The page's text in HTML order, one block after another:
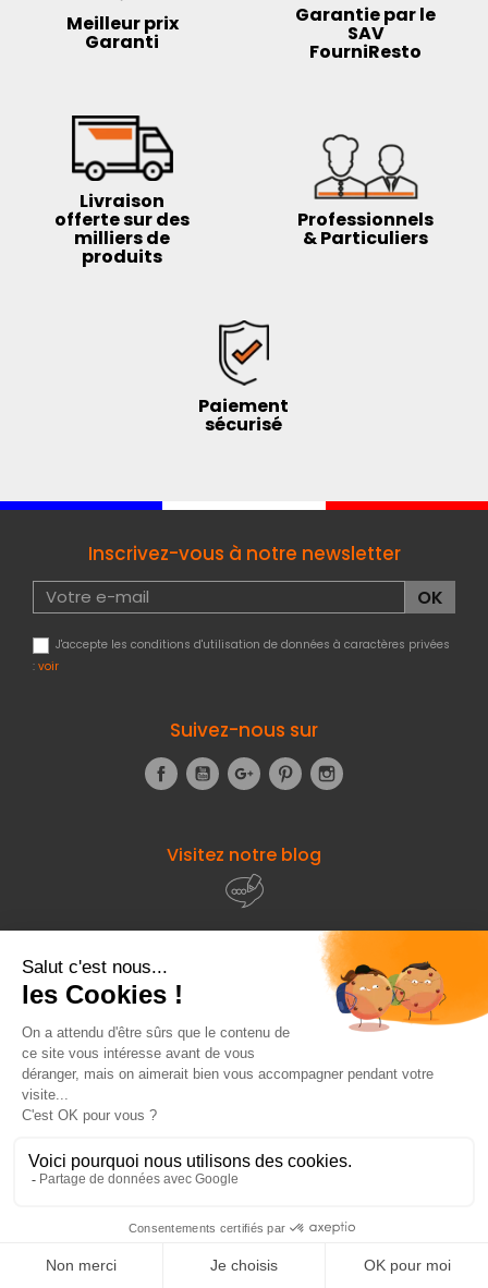
620,95 €HT
Meilleur prix
Garanti
Garantie par le
SAV
FourniResto
Livraison
offerte sur des
milliers de
produits
Professionnels
& Particuliers
Paiement
sécurisé
Inscrivez-vous à notre newsletter
J'accepte les conditions d'utilisation de données à caractères privées
: voir
Suivez-nous sur
FacebookYouTubeGoogle+Pinterest
Visitez notre blog
À propos de
Fourniresto
Entre vous et nous
Besoin d'aide ?
© 2026 - Fourniresto